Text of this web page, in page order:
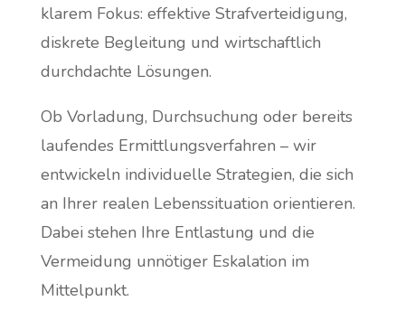
klarem Fokus: effektive Strafverteidigung,
diskrete Begleitung und wirtschaftlich
durchdachte Lösungen.
Ob Vorladung, Durchsuchung oder bereits
laufendes Ermittlungsverfahren – wir
entwickeln individuelle Strategien, die sich
an Ihrer realen Lebenssituation orientieren.
Dabei stehen Ihre Entlastung und die
Vermeidung unnötiger Eskalation im
Mittelpunkt.